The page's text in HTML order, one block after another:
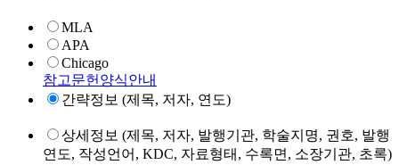
MLA
APA
Chicago
참고문헌양식안내
간략정보 (제목, 저자, 연도)
상세정보 (제목, 저자, 발행기관, 학술지명, 권호, 발행
연도, 작성언어, KDC, 자료형태, 수록면, 소장기관, 초록)